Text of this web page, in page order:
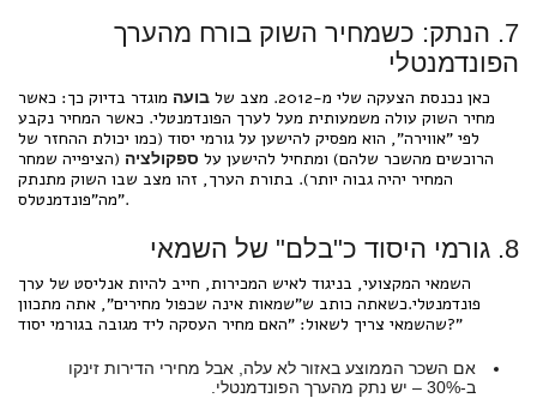
7. הנתק: כשמחיר השוק בורח מהערך
הפונדמנטלי
כאן נכנסת הצעקה שלי מ-2012. מצב של בועה מוגדר בדיוק כך: כאשר
מחיר השוק עולה משמעותית מעל לערך הפונדמנטלי. כאשר המחיר נקבע
לפי "אווירה", הוא מפסיק להישען על גורמי יסוד (כמו יכולת ההחזר של
הרוכשים מהשכר שלהם) ומתחיל להישען על ספקולציה (הציפייה שמחר
המחיר יהיה גבוה יותר). בתורת הערך, זהו מצב שבו השוק מתנתק
מה"פונדמנטלס".
8. גורמי היסוד כ"בלם" של השמאי
השמאי המקצועי, בניגוד לאיש המכירות, חייב להיות אנליסט של ערך
פונדמנטלי.כשאתה כותב ש"שמאות אינה שכפול מחירים", אתה מתכוון
שהשמאי צריך לשאול: "האם מחיר העסקה ליד מגובה בגורמי יסוד?"
אם השכר הממוצע באזור לא עלה, אבל מחירי הדירות זינקו
ב-30% – יש נתק מהערך הפונדמנטלי.